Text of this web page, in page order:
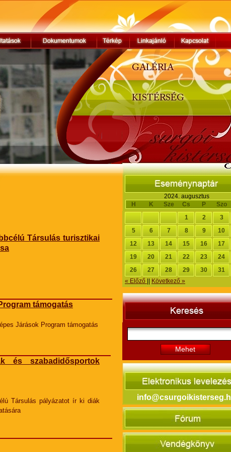
Társulás turisztikai
támogatás
Járások Program támogatás
és szabadidősportok
Társulás pályázatot ír ki diák
2024. augusztus
H
K Sze Cs P
Szo
1
2
3
5
6 7 8 9
10
12
13 14 15 16
17
19
20 21 22 23
24
26
27 28 29 30
31
« Előző
Következő »
Mehet